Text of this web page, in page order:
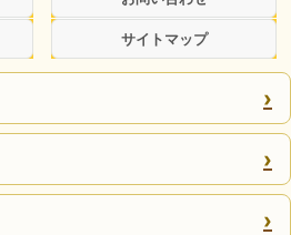
サイトマップ
›
›
›